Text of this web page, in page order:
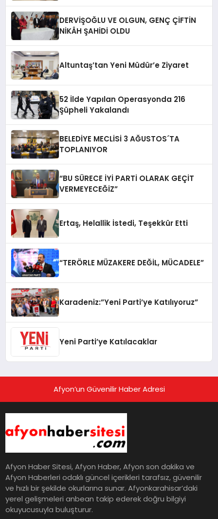
DERVİŞOĞLU VE OLGUN, GENÇ ÇİFTİN
NİKÂH ŞAHİDİ OLDU
Altuntaş’tan Yeni Müdür’e Ziyaret
52 İlde Yapılan Operasyonda 216
Şüpheli Yakalandı
BELEDİYE MECLİSİ 3 AĞUSTOS´TA
TOPLANIYOR
“BU SÜRECE İYİ PARTİ OLARAK GEÇİT
VERMEYECEĞİZ”
Ertaş, Helallik İstedi, Teşekkür Etti
“TERÖRLE MÜZAKERE DEĞİL, MÜCADELE”
Karadeniz:”Yeni Parti’ye Katılıyoruz”
Yeni Parti’ye Katılacaklar
Afyon’un Güvenilir Haber Adresi
Afyon Haber Sitesi, Afyon Haber, Afyon son dakika ve
Afyon Haberleri odaklı güncel içerikleri tarafsız, güvenilir
ve hızlı bir şekilde okurlarına sunar. Afyonkarahisar’daki
yerel gelişmeleri anbean takip ederek doğru bilgiyi
okuyucusuyla buluşturur.